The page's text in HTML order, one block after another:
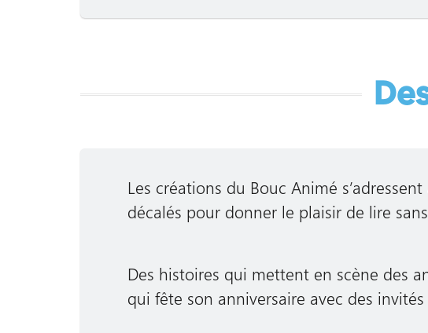
Les créations du Bouc Animé
décalés pour donner le plaisir de lire
Des histoires qui mettent en scène des
qui fête son anniversaire avec des invités